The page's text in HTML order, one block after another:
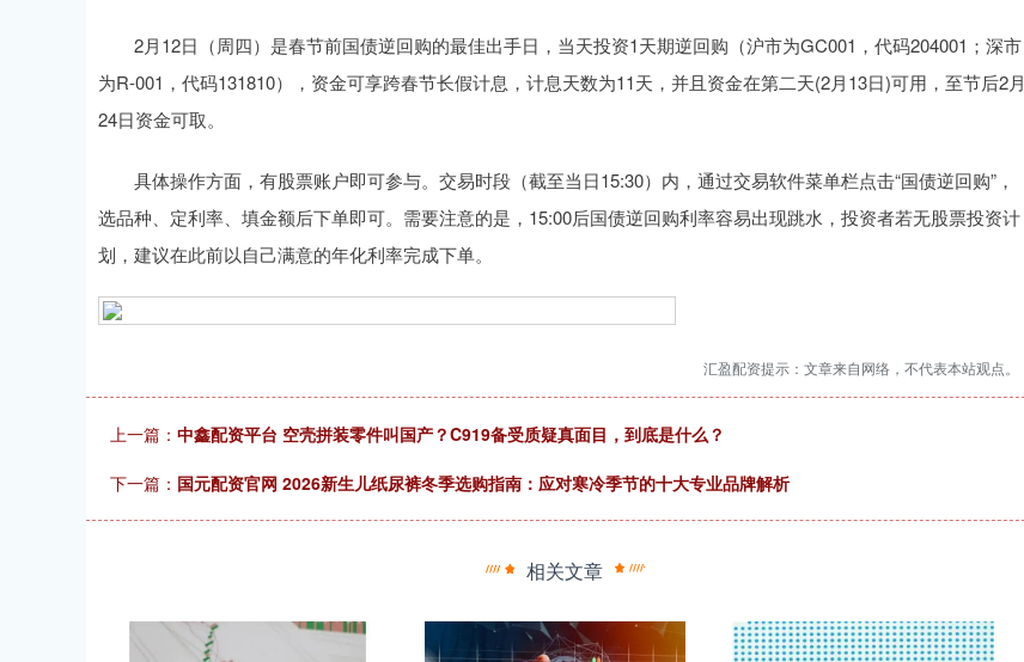
2月12日（周四）是春节前国债逆回购的最佳出手日，当天投资1天期逆回购（沪市为GC001，代码204001；深市
为R-001，代码131810），资金可享跨春节长假计息，计息天数为11天，并且资金在第二天(2月13日)可用，至节后2月
24日资金可取。
具体操作方面，有股票账户即可参与。交易时段（截至当日15:30）内，通过交易软件菜单栏点击“国债逆回购”，
选品种、定利率、填金额后下单即可。需要注意的是，15:00后国债逆回购利率容易出现跳水，投资者若无股票投资计
划，建议在此前以自己满意的年化利率完成下单。
汇盈配资提示：文章来自网络，不代表本站观点。
上一篇： 中鑫配资平台 空壳拼装零件叫国产？C919备受质疑真面目，到底是什么？
下一篇： 国元配资官网 2026新生儿纸尿裤冬季选购指南：应对寒冷季节的十大专业品牌解析
相关文章